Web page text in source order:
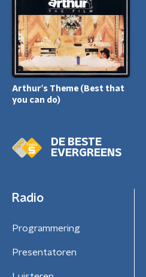
Arthur's Theme (Best that
you can do)
DE BESTE
EVERGREENS
Radio
Programmering
Presentatoren